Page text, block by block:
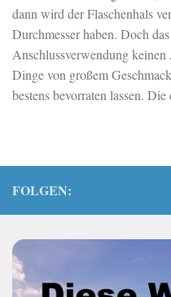
dann wird der Flaschenhals
Durchmesser haben. Doch
Anschlussverwendung
Dinge von großem
bestens bevorraten lassen.
FOLGEN: